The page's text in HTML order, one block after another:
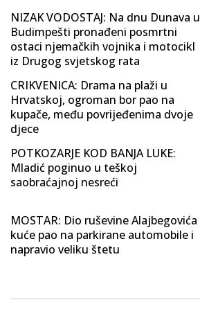
NIZAK VODOSTAJ: Na dnu Dunava u
Budimpešti pronađeni posmrtni
ostaci njemačkih vojnika i motocikl
iz Drugog svjetskog rata
CRIKVENICA: Drama na plaži u
Hrvatskoj, ogroman bor pao na
kupače, među povrijeđenima dvoje
djece
POTKOZARJE KOD BANJA LUKE:
Mladić poginuo u teškoj
saobraćajnoj nesreći
MOSTAR: Dio ruševine Alajbegovića
kuće pao na parkirane automobile i
napravio veliku štetu